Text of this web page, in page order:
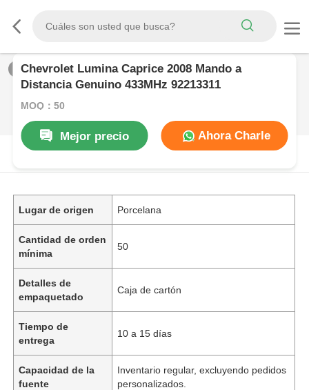
/0
Chevrolet Lumina Caprice 2008 Mando a
Distancia Genuino 433MHz 92213311
MOQ：50
Mejor precio
Ahora Charle
DESCRIPCIóN DE PRODUCTO
Lugar de origen Porcelana
Cantidad de orden
mínima
50
Detalles de
empaquetado
Caja de cartón
Tiempo de
entrega
10 a 15 días
Capacidad de la
fuente
Inventario regular, excluyendo pedidos
personalizados.